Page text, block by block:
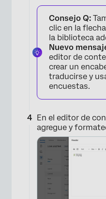
Consejo Q:
clic en la
la biblioteca
Nuevo
editor de
crear un
traducirse y
encuestas.
En el editor de
agregue y